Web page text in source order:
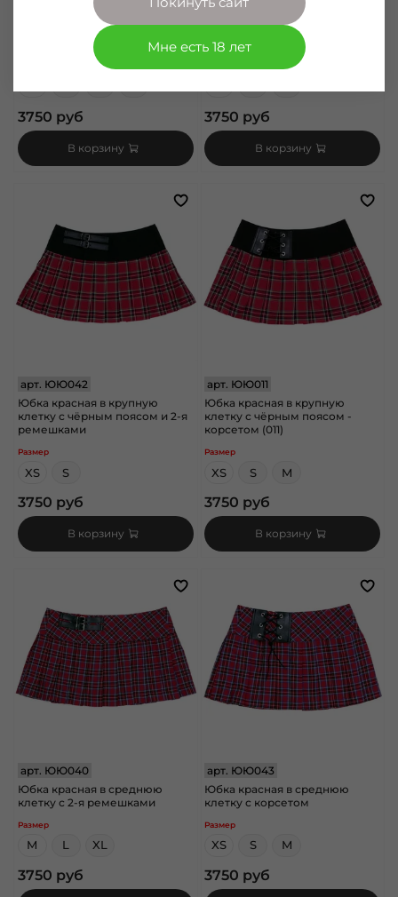
Юбка красная в крупную
клетку с 2-я ремешками (001)
3750 руб
В корзину
арт.ЮЮ010
Юбка красная в крупную
клетку с корсетом (010)
3750 руб
В корзину
арт. ЮЮ042
Юбка красная в крупную
клетку с чёрным поясом и 2-я
ремешками
Размер
XS S
3750 руб
В корзину
арт. ЮЮ011
Юбка красная в крупную
клетку с чёрным поясом -
корсетом (011)
Размер
XS S M
3750 руб
В корзину
арт. ЮЮ040
Юбка красная в среднюю
клетку с 2-я ремешками
Размер
M L XL
3750 руб
арт. ЮЮ043
Юбка красная в среднюю
клетку с корсетом
Размер
XS S M
3750 руб
Мне есть 18 лет